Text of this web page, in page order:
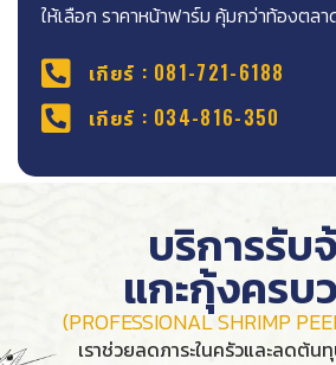
ให้เลือก ราคาหน้าฟาร์ม คุ้มกว่าท้องตลา
เกียร์ : 081-721-6188
เกียร์ : 034-816-350
บริการรับ
แกะกุ้งครบ
(PROFESSIONAL SHRIMP
เราช่วยลดภาระในครัวและลดต้น